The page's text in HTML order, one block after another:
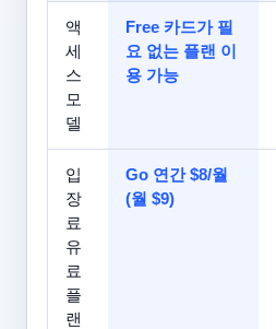
액
세
스
모
델
Free 카드가 필
요 없는 플랜 이
용 가능
입
장
료
유
료
플
랜
Go 연간 $8/월
(월 $9)